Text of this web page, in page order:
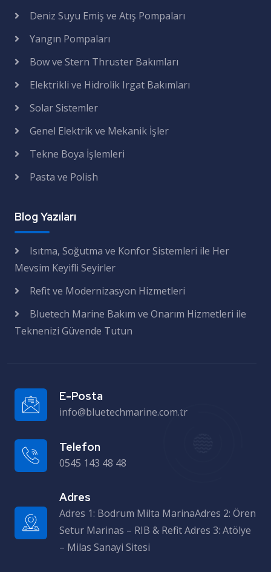
Deniz Suyu Emiş ve Atış Pompaları
Yangın Pompaları
Bow ve Stern Thruster Bakımları
Elektrikli ve Hidrolik Irgat Bakımları
Solar Sistemler
Genel Elektrik ve Mekanik İşler
Tekne Boya İşlemleri
Pasta ve Polish
Blog Yazıları
Isıtma, Soğutma ve Konfor Sistemleri ile Her
Mevsim Keyifli Seyirler
Refit ve Modernizasyon Hizmetleri
Bluetech Marine Bakım ve Onarım Hizmetleri ile
Teknenizi Güvende Tutun
E-Posta
info@bluetechmarine.com.tr
Telefon
0545 143 48 48
Adres
Adres 1: Bodrum Milta MarinaAdres 2: Ören Setur Marinas – RIB & Refit Adres 3: Atölye – Milas Sanayi Sitesi